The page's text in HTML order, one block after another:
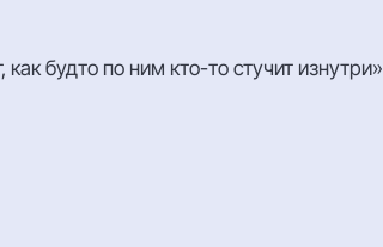
будто по ним кто-то стучит изнутри»